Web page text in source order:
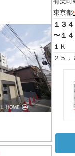
東京都
１３
〜１
１Ｋ
２５